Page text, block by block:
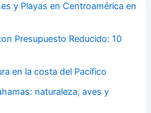
y Playas en Centroamérica en
Presupuesto Reducido: 10
en la costa del Pacífico
naturaleza, aves y